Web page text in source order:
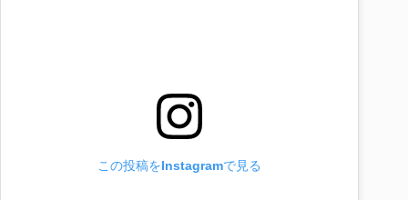
この投稿をInstagramで見る